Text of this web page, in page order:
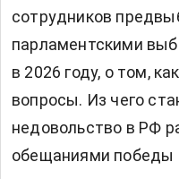
сотрудников
парламентскими
в 2026 году, о том,
вопросы. Из чего
недовольство в РФ
обещаниями победы